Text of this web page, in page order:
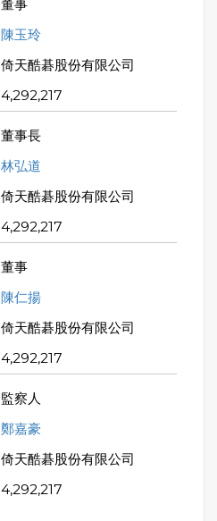
董事
陳玉玲
倚天酷碁股份有限公司
4,292,217
董事長
林弘道
倚天酷碁股份有限公司
4,292,217
董事
陳仁揚
倚天酷碁股份有限公司
4,292,217
監察人
鄭嘉豪
倚天酷碁股份有限公司
4,292,217